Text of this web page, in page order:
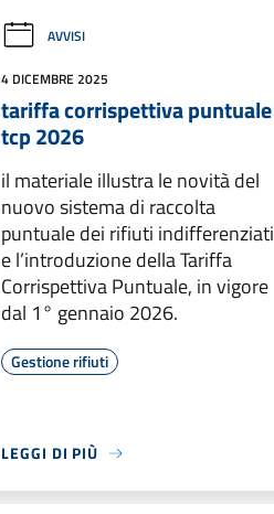
AVVISI
4 DICEMBRE 2025
tariffa corrispettiva puntuale
tcp 2026
il materiale illustra le novità del
nuovo sistema di raccolta
puntuale dei rifiuti indifferenziati
e l’introduzione della Tariffa
Corrispettiva Puntuale, in vigore
dal 1° gennaio 2026.
Gestione rifiuti
LEGGI DI PIÙ